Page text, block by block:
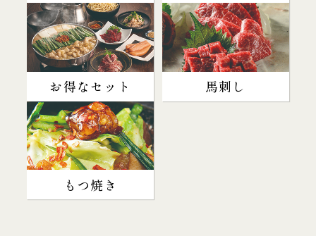
お得なセット 馬刺し
もつ焼き